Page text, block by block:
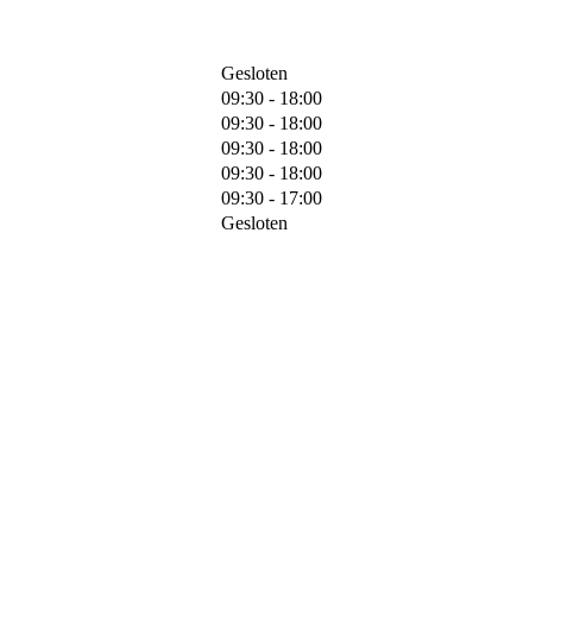
Gesloten
09:30 - 18:00
09:30 - 18:00
09:30 - 18:00
09:30 - 18:00
09:30 - 17:00
Gesloten